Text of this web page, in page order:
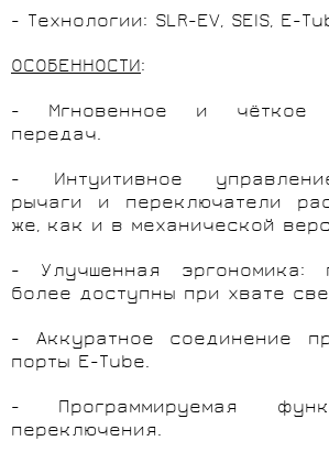
- Технологии: SLR-EV, SEIS, E-
ОСОБЕННОСТИ:
- Мгновенное и чёткое
передач.
- Интуитивное
рычаги и переключатели
же, как и в механической
- Улучшенная эргономика:
более доступны при хвате
- Аккуратное соединение
порты E-Tube.
- Программируемая
переключения.